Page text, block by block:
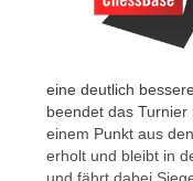
eine deutlich
beendet das
einem Punkt aus
erholt und bleibt in